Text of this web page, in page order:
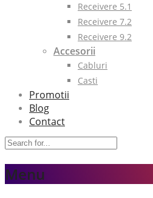
Receivere 5.1
Receivere 7.2
Receivere 9.2
Accesorii
Cabluri
Casti
Promotii
Blog
Contact
Menu